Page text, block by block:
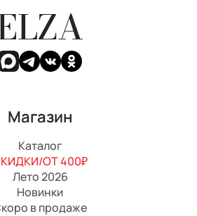
Магазин
Каталог
ОТ 400₽
Лето 2026
Новинки
в продаже